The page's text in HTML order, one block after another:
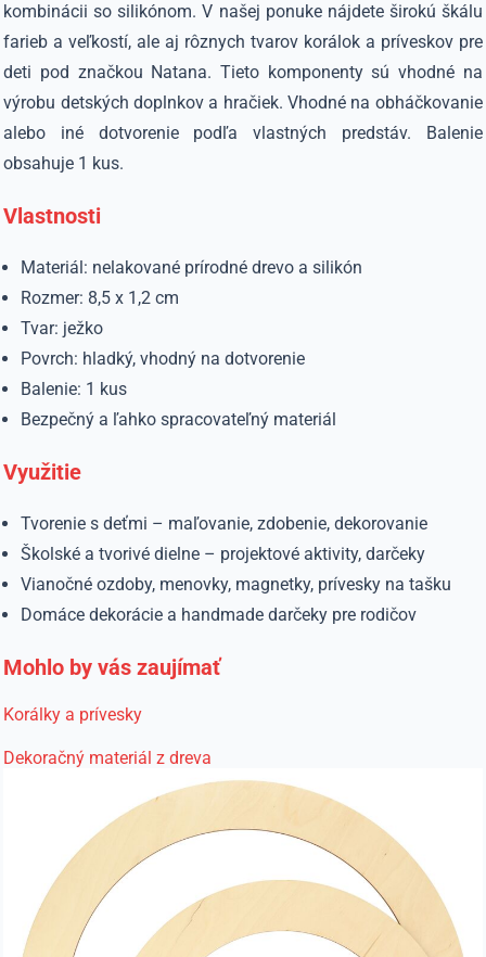
kombinácii so silikónom. V našej ponuke nájdete širokú škálu
farieb a veľkostí, ale aj rôznych tvarov korálok a príveskov pre
deti pod značkou Natana. Tieto komponenty sú vhodné na
výrobu detských doplnkov a hračiek. Vhodné na obháčkovanie
alebo iné dotvorenie podľa vlastných predstáv. Balenie
obsahuje 1 kus.
Vlastnosti
Materiál: nelakované prírodné drevo a silikón
Rozmer: 8,5 x 1,2 cm
Tvar: ježko
Povrch: hladký, vhodný na dotvorenie
Balenie: 1 kus
Bezpečný a ľahko spracovateľný materiál
Využitie
Tvorenie s deťmi – maľovanie, zdobenie, dekorovanie
Školské a tvorivé dielne – projektové aktivity, darčeky
Vianočné ozdoby, menovky, magnetky, prívesky na tašku
Domáce dekorácie a handmade darčeky pre rodičov
Mohlo by vás zaujímať
Korálky a prívesky
Dekoračný materiál z dreva